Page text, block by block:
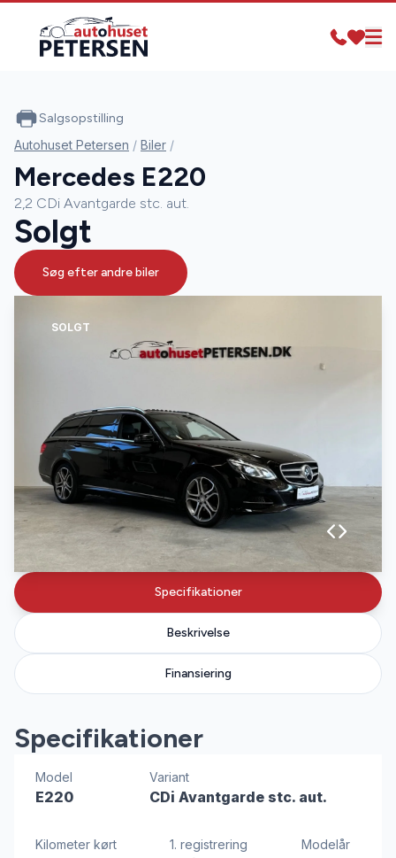
SOLGT
Specifikationer
Beskrivelse
Finansiering
Specifikationer
Model
E220
Variant
CDi Avantgarde stc. aut.
Kilometer kørt 1. registrering Modelår
Salgsopstilling
Autohuset Petersen / Biler /
Mercedes E220
2,2 CDi Avantgarde stc. aut.
Solgt
Søg efter andre biler